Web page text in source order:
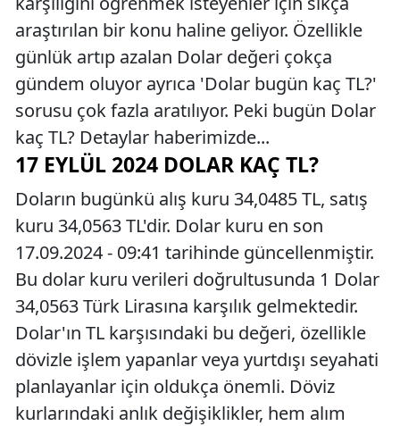
araştırılan bir konu haline geliyor. Özellikle
günlük artıp azalan Dolar değeri çokça
gündem oluyor ayrıca 'Dolar bugün kaç TL?'
sorusu çok fazla aratılıyor. Peki bugün Dolar
kaç TL? Detaylar haberimizde...
17 EYLÜL 2024 DOLAR KAÇ TL?
Doların bugünkü alış kuru 34,0485 TL, satış
kuru 34,0563 TL'dir. Dolar kuru en son
17.09.2024 - 09:41 tarihinde güncellenmiştir.
Bu dolar kuru verileri doğrultusunda 1 Dolar
34,0563 Türk Lirasına karşılık gelmektedir.
Dolar'ın TL karşısındaki bu değeri, özellikle
dövizle işlem yapanlar veya yurtdışı seyahati
planlayanlar için oldukça önemli. Döviz
kurlarındaki anlık değişiklikler, hem alım